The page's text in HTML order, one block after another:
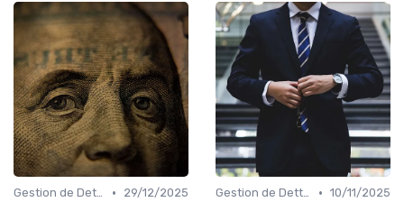
Gestion de Dettes et Crédits •
29/12/2025
Gestion de Dettes et Crédits • 10/11/2025